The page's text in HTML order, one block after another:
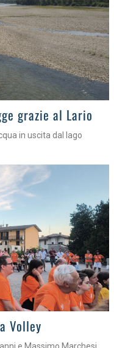
grazie al Lario
in uscita dal lago
Volley